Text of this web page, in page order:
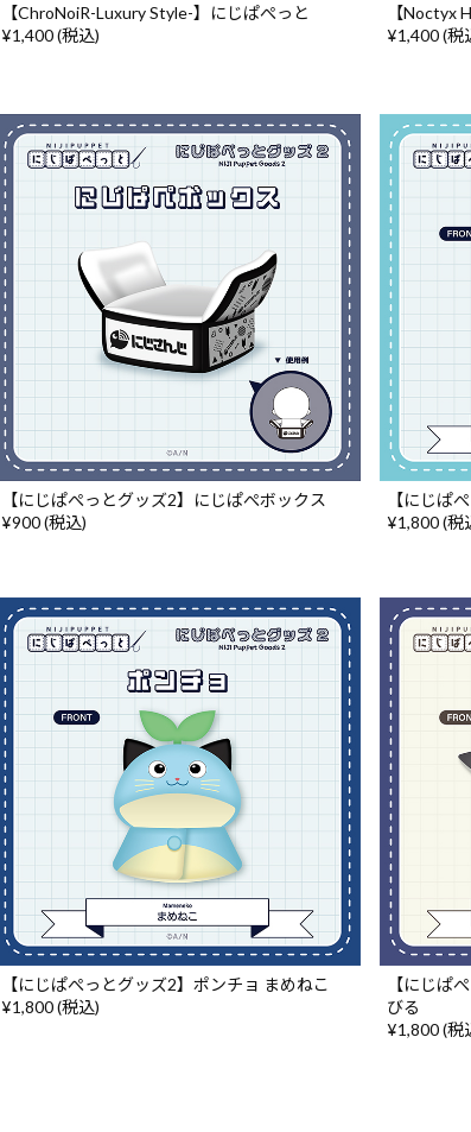
【ChroNoiR-Luxury Style-】にじぱぺっと
¥1,400 (税込)
【Noctyx
¥1,400 (税
【にじぱぺっとグッズ2】にじぱぺボックス
¥900 (税込)
【にじぱ
¥1,800 (税
【にじぱぺっとグッズ2】ポンチョ まめねこ
¥1,800 (税込)
【にじぱ
びる
¥1,800 (税